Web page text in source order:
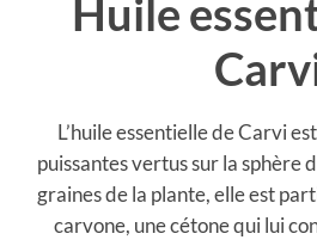
Huile
L’huile essentielle de Carvi
puissantes vertus sur la sphère
graines de la plante, elle est
carvone, une cétone qui lui